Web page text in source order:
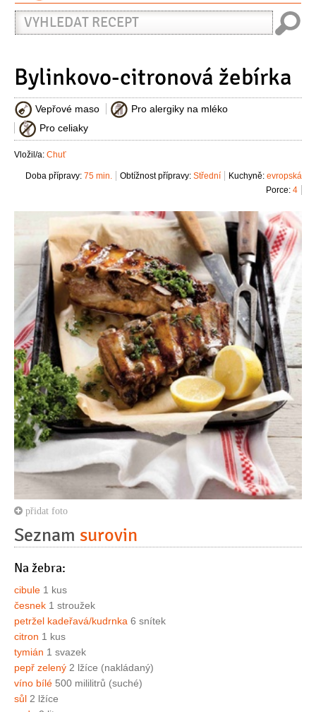
Vyhledat
recept
Bylinkovo-citronová žebírka
Vepřové maso
Pro alergiky na mléko
Pro celiaky
Vložil/a: Chuť
Kuchyně: evropská
Obtížnost přípravy: Střední
Doba přípravy: 75 min.
Porce: 4
přidat foto
Seznam surovin
Na žebra:
cibule 1 kus
česnek 1 stroužek
petržel kadeřavá/kudrnka 6 snítek
citron 1 kus
tymián 1 svazek
pepř zelený 2 lžíce (nakládaný)
víno bílé 500 mililitrů (suché)
sůl 2 lžíce